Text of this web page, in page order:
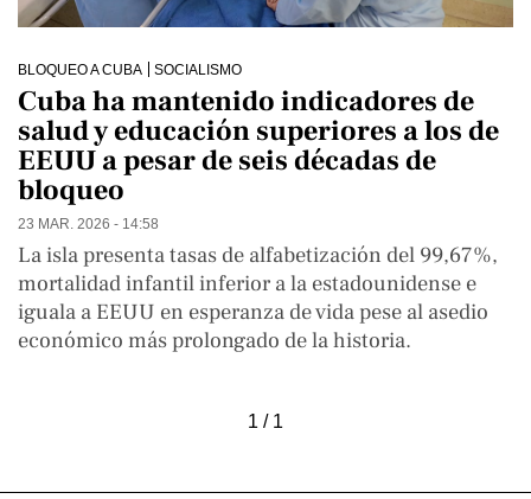
BLOQUEO A CUBA SOCIALISMO
Cuba ha mantenido indicadores de
salud y educación superiores a los de
EEUU a pesar de seis décadas de
bloqueo
23 MAR. 2026 - 14:58
La isla presenta tasas de alfabetización del 99,67%,
mortalidad infantil inferior a la estadounidense e
iguala a EEUU en esperanza de vida pese al asedio
económico más prolongado de la historia.
1 / 1